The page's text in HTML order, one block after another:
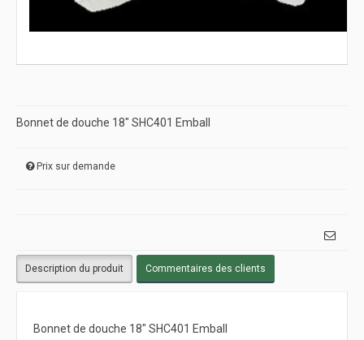
Bonnet de douche 18" SHC401 Emball
Prix sur demande
Description du produit Commentaires des clients
Bonnet de douche 18" SHC401 Emball